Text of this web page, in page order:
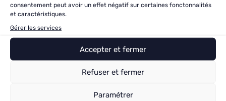
consentement peut avoir un effet négatif sur certaines fonctonnalités
et caractéristiques.
Gérer les services
Accepter et fermer
Refuser et fermer
Paramétrer
LE SAVIEZ-VOUS ?